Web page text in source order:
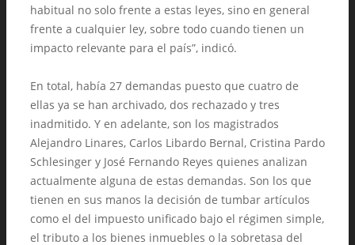
habitual no solo frente a estas leyes, sino en general
frente a cualquier ley, sobre todo cuando tienen un
impacto relevante para el país”, indicó.
En total, había 27 demandas puesto que cuatro de
ellas ya se han archivado, dos rechazado y tres
inadmitido. Y en adelante, son los magistrados
Alejandro Linares, Carlos Libardo Bernal, Cristina Pardo
Schlesinger y José Fernando Reyes quienes analizan
actualmente alguna de estas demandas. Son los que
tienen en sus manos la decisión de tumbar artículos
como el del impuesto unificado bajo el régimen simple,
el tributo a los bienes inmuebles o la sobretasa del